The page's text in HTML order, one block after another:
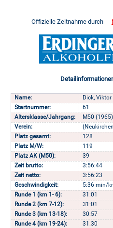
Offizielle Zeitnahme durch
Name:
Dick, Viktor
Startnummer:
61
Altersklasse/Jahrgang:
M50 (1965)
Verein:
Platz gesamt:
128
Platz M/W:
119
Platz AK (M50):
39
Zeit brutto:
3:56:44
Zeit netto:
3:56:23
Geschwindigkeit:
5:36 min/
Runde 1 (km 1- 6):
31:01
Runde 2 (km 7-12):
31:01
Runde 3 (km 13-18):
30:57
Runde 4 (km 19-24):
31:30